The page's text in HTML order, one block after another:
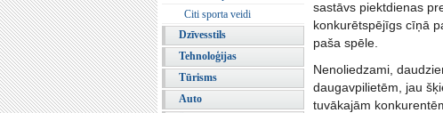
Citi sporta veidi
Dzīvesstils
Tehnoloģijas
Tūrisms
Auto
sastāvs piektdienas
konkurētspējīgs cīņā
paša spēle.
Nenoliedzami,
daugavpilietēm, jau
tuvākajām